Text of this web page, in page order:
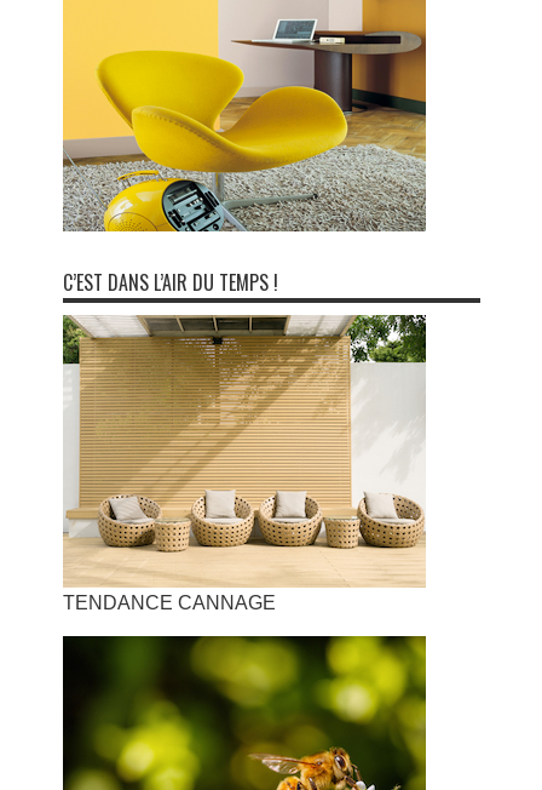
C’EST DANS L’AIR DU TEMPS !
TENDANCE CANNAGE